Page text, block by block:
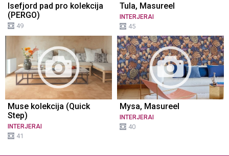
Isefjord pad pro kolekcija
(PERGO)
49
Tula, Masureel
INTERJERAI
45
Muse kolekcija (Quick
Step)
INTERJERAI
41
Mysa, Masureel
INTERJERAI
40